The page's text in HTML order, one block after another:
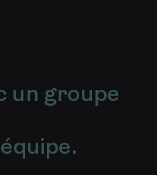
un groupe